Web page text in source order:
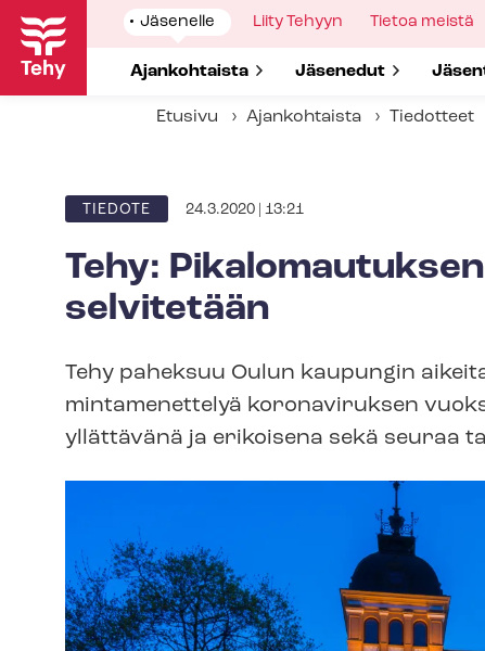
Hyppää
pääsisältöön
Show
submenu
Jäsenelle
Show submenu for
Ajankohtaista Show submenu for
Jäsenedut
Show
Liity Tehyyn
Show
Tietoa meistä
Etusivu Ajankohtaista Tiedotteet
ARTIKKELIN
TIEDOTE 24.3.2020 | 13:21
Tehy:
selvitetään
Tehy paheksuu Oulun kaupungin
min­ta­me­net­te­lyä koronaviruksen
yllättävänä ja erikoisena sekä seuraa